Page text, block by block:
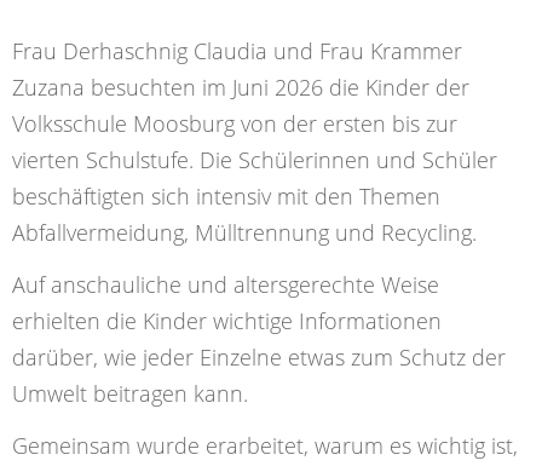
Frau Derhaschnig Claudia und Frau Krammer
Zuzana besuchten im Juni 2026 die Kinder der
Volksschule Moosburg von der ersten bis zur
vierten Schulstufe. Die Schülerinnen und Schüler
beschäftigten sich intensiv mit den Themen
Abfallvermeidung, Mülltrennung und Recycling.
Auf anschauliche und altersgerechte Weise
erhielten die Kinder wichtige Informationen
darüber, wie jeder Einzelne etwas zum Schutz der
Umwelt beitragen kann.
Gemeinsam wurde erarbeitet, warum es wichtig ist,